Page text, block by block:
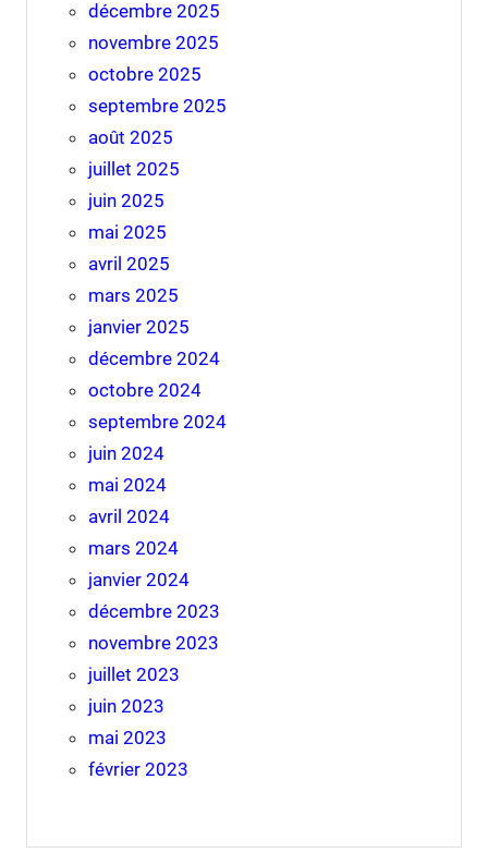
décembre 2025
novembre 2025
octobre 2025
septembre 2025
août 2025
juillet 2025
juin 2025
mai 2025
avril 2025
mars 2025
janvier 2025
décembre 2024
octobre 2024
septembre 2024
juin 2024
mai 2024
avril 2024
mars 2024
janvier 2024
décembre 2023
novembre 2023
juillet 2023
juin 2023
mai 2023
février 2023